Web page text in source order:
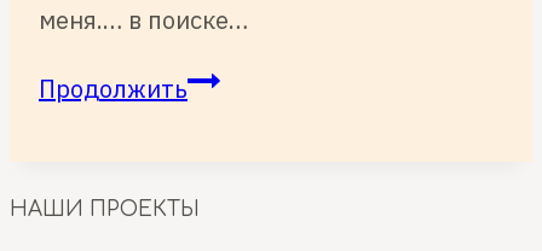
меня.… в поиске…
ПродолжитьБлагодарность
НАШИ ПРОЕКТЫ